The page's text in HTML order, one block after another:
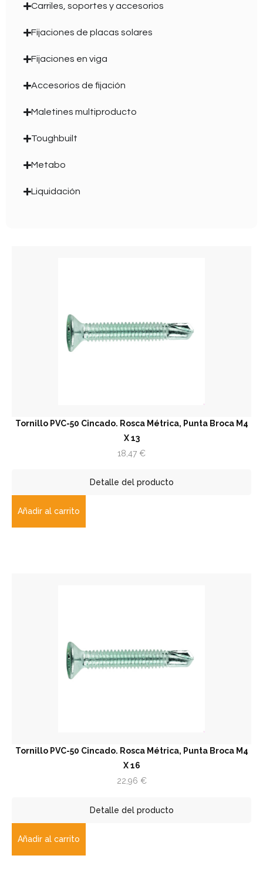
Carriles, soportes y accesorios
Fijaciones de placas solares
Fijaciones en viga
Accesorios de fijación
Maletines multiproducto
Toughbuilt
Metabo
Liquidación
Tornillo PVC-50 Cincado. Rosca Métrica, Punta Broca M4
X 13
18,47 €
Detalle del producto
Añadir al carrito
Tornillo PVC-50 Cincado. Rosca Métrica, Punta Broca M4
X 16
22,96 €
Detalle del producto
Añadir al carrito